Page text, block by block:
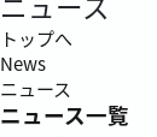
トップへ
News
ニュース
ニュース一覧